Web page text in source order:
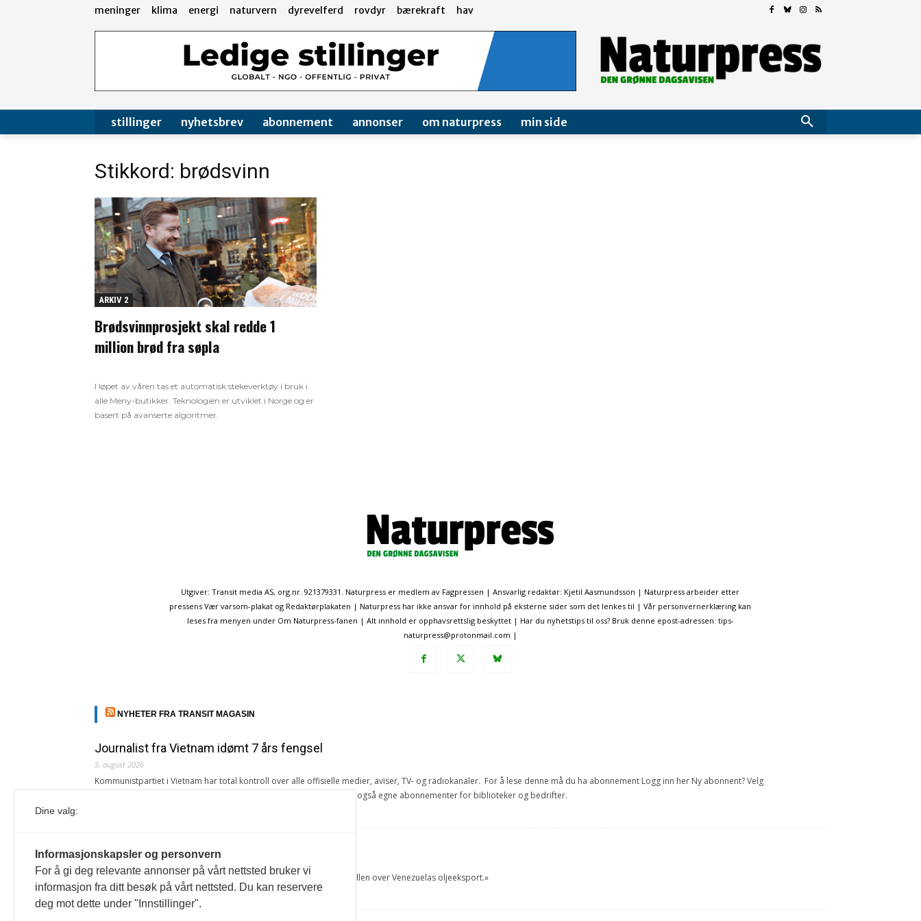
meninger klima energi naturvern dyrevelferd rovdyr bærekraft hav
stillinger nyhetsbrev abonnement annonser om naturpress min side
Stikkord: brødsvinn
ARKIV 2
Brødsvinnprosjekt skal redde 1
million brød fra søpla
I løpet av våren tas et automatisk stekeverktøy i bruk i
alle Meny-butikker. Teknologien er utviklet i Norge og er
basert på avanserte algoritmer.
Utgiver: Transit media AS, org.nr. 921379331. Naturpress er medlem av Fagpressen | Ansvarlig redaktør: Kjetil Aasmundsson | Naturpress arbeider etter
pressens Vær varsom-plakat og Redaktørplakaten | Naturpress har ikke ansvar for innhold på eksterne sider som det lenkes til | Vår personvernerklæring kan
leses fra menyen under Om Naturpress-fanen | Alt innhold er opphavsrettslig beskyttet | Har du nyhetstips til oss? Bruk denne epost-adressen: tips-
naturpress@protonmail.com |
NYHETER FRA TRANSIT MAGASIN
Journalist fra Vietnam idømt 7 års fengsel
5. august 2026
Kommunistpartiet i Vietnam har total kontroll over alle offisielle medier, aviser, TV- og radiokanaler. For å lese denne må du ha abonnement Logg inn her Ny abonnent? Velg
Årsabonnement, Månedsabonnement eller 24-timers tilgang. Vi har også egne abonnementer for biblioteker og bedrifter.
4. august 2026
« Etter at Maduro ble tatt til fange i januar 2026, overtok USA kontrollen over Venezuelas oljeeksport.»
Sonia Zapata, jurist
Dine valg:
Informasjonskapsler og personvern
For å gi deg relevante annonser på vårt nettsted bruker vi
informasjon fra ditt besøk på vårt nettsted. Du kan reservere
deg mot dette under "Innstillinger".